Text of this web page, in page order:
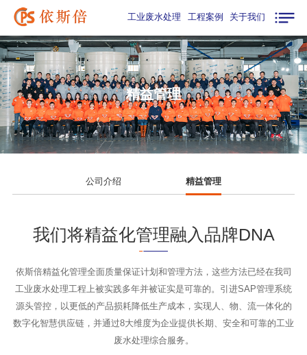
工业废水处理 工程案例 关于我们
精益管理
公司介绍 精益管理
我们将精益化管理融入品牌DNA
依斯倍精益化管理全面质量保证计划和管理方法，这些方法已经在我司
工业废水处理工程上被实践多年并被证实是可靠的。引进SAP管理系统
源头管控，以更低的产品损耗降低生产成本，实现人、物、流一体化的
数字化智慧供应链，并通过8大维度为企业提供长期、安全和可靠的工业
废水处理综合服务。